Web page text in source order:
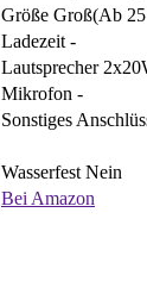
Größe Groß(Ab
Ladezeit -
Lautsprecher
Mikrofon -
Sonstiges
Wasserfest Nein
Bei Amazon